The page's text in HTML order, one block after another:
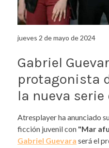
jueves 2 de mayo de 2024
Gabriel
protagonista
la nueva
Atresplayer ha anunciado
ficción juvenil con "Mar
Gabriel Guevara será el